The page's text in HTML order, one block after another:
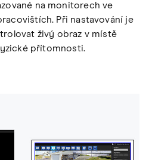
na monitorech ve
Při nastavování je
živý obraz v místě
přítomnosti.